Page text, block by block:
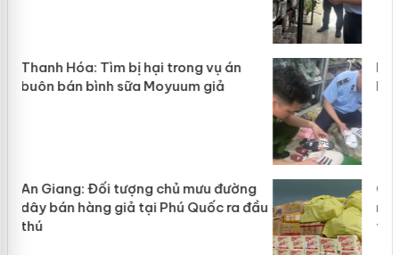
Hưng Yên: Xử lý 6 hộ kinh doanh bán
hàng giả mạo nhãn hiệu Adidas, Nike
Cà Mau: Tiêu hủy công khai hàng
ngàn sản phẩm nhập lậu, bảo vệ môi